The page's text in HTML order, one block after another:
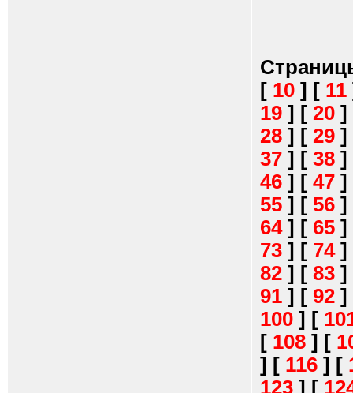
[ 10 ] [ 11
19 ] [ 20 ]
28 ] [ 29 ]
37 ] [ 38 ]
46 ] [ 47 ]
55 ] [ 56 ]
64] [ 65 ]
73 ] [ 74]
82 ] [ 83 ]
91 ] [ 92 ]
100 ] [
[ 108 ] [
] [ 116 ] [
123 ] [